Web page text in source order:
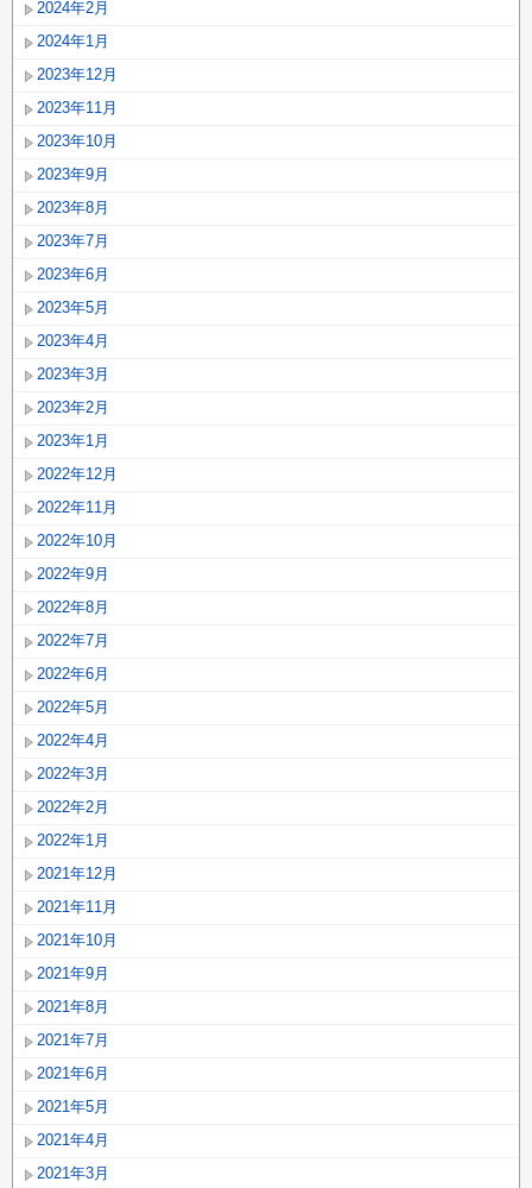
2024年2月
2024年1月
2023年12月
2023年11月
2023年10月
2023年9月
2023年8月
2023年7月
2023年6月
2023年5月
2023年4月
2023年3月
2023年2月
2023年1月
2022年12月
2022年11月
2022年10月
2022年9月
2022年8月
2022年7月
2022年6月
2022年5月
2022年4月
2022年3月
2022年2月
2022年1月
2021年12月
2021年11月
2021年10月
2021年9月
2021年8月
2021年7月
2021年6月
2021年5月
2021年4月
2021年3月